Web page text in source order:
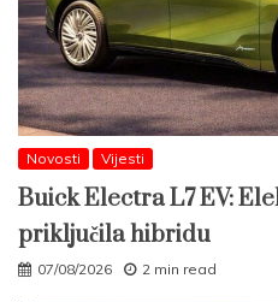
Novosti Vijesti
Buick Electra L7 EV:
priključila hibridu
07/08/2026 2 min read